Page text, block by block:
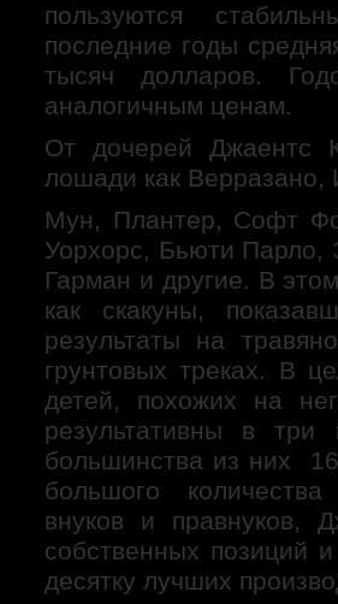
пользуются
последние годы
тысяч долларов.
аналогичным ценам.
От дочерей Джаентс
лошади как Верразано,
Мун, Плантер, Софт
Уорхорс, Бьюти Парло,
Гарман и другие. В
как скакуны,
результаты на
грунтовых треках. В
детей, похожих на
результативны в три
большинства из них
большого
внуков и правнуков,
собственных позиций
десятку лучших